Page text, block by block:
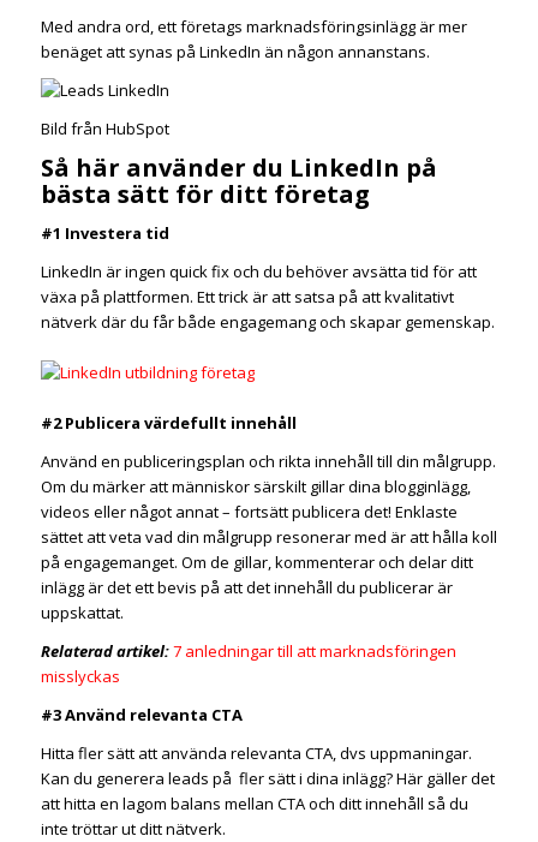
Med andra ord, ett företags marknadsföringsinlägg är mer
benäget att synas på LinkedIn än någon annanstans.
Bild från HubSpot
Så här använder du LinkedIn på
bästa sätt för ditt företag
#1 Investera tid
LinkedIn är ingen quick fix och du behöver avsätta tid för att
växa på plattformen. Ett trick är att satsa på att kvalitativt
nätverk där du får både engagemang och skapar gemenskap.
#2 Publicera värdefullt innehåll
Använd en publiceringsplan och rikta innehåll till din målgrupp.
Om du märker att människor särskilt gillar dina blogginlägg,
videos eller något annat – fortsätt publicera det! Enklaste
sättet att veta vad din målgrupp resonerar med är att hålla koll
på engagemanget. Om de gillar, kommenterar och delar ditt
inlägg är det ett bevis på att det innehåll du publicerar är
uppskattat.
Relaterad artikel:7 anledningar till att marknadsföringen
misslyckas
#3 Använd relevanta CTA
Hitta fler sätt att använda relevanta CTA, dvs uppmaningar.
Kan du generera leads på fler sätt i dina inlägg? Här gäller det
att hitta en lagom balans mellan CTA och ditt innehåll så du
inte tröttar ut ditt nätverk.